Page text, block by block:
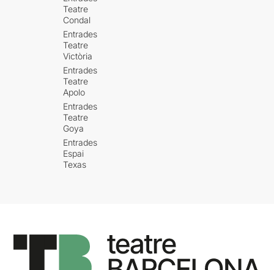
Teatre
Condal
Entrades
Teatre
Victòria
Entrades
Teatre
Apolo
Entrades
Teatre
Goya
Entrades
Espai
Texas